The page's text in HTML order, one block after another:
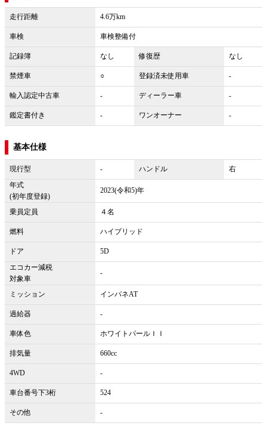
走行距離 4.6万km
車検 車検整備付
記録簿 なし 修復歴 なし
禁煙車 ○ 登録済未使用車 -
輸入認定中古車 - ディーラー車 -
鑑定書付き - ワンオーナー -
基本仕様
現行型 - ハンドル
右
年式
(初年度登録)
2023(令和5)年
乗員定員 ４名
燃料 ハイブリッド
ドア
5D
エコカー減税
対象車
-
ミッション インパネAT
過給器 -
車体色 ホワイトパールＩＩ
排気量 660cc
4WD -
車台番号下3桁 524
その他 -